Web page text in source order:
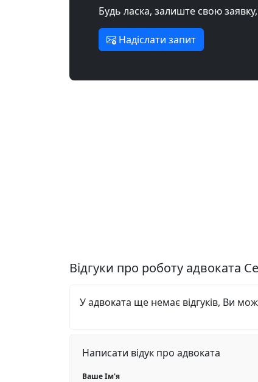
Будь ласка, залиште свою
Надіслати запит
Відгуки про роботу адвоката
У адвоката ще немає відгуків, Ви
Написати відук про адвоката
Ваше Ім'я